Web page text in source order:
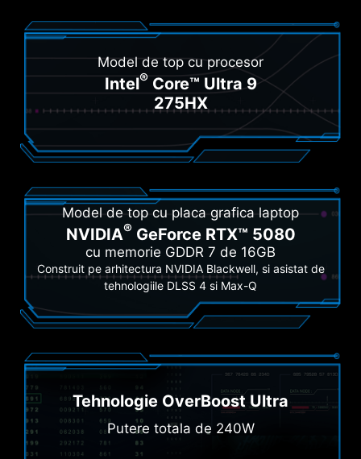
Model de top cu procesor
Intel®Core™ Ultra 9
275HX
Model de top cu placa grafica laptop
NVIDIA®GeForce RTX™ 5080
cu memorie GDDR 7 de 16GB
Construit pe arhitectura NVIDIA Blackwell, si asistat de
tehnologiile DLSS 4 si Max-Q
Tehnologie OverBoost Ultra
Putere totala de 240W